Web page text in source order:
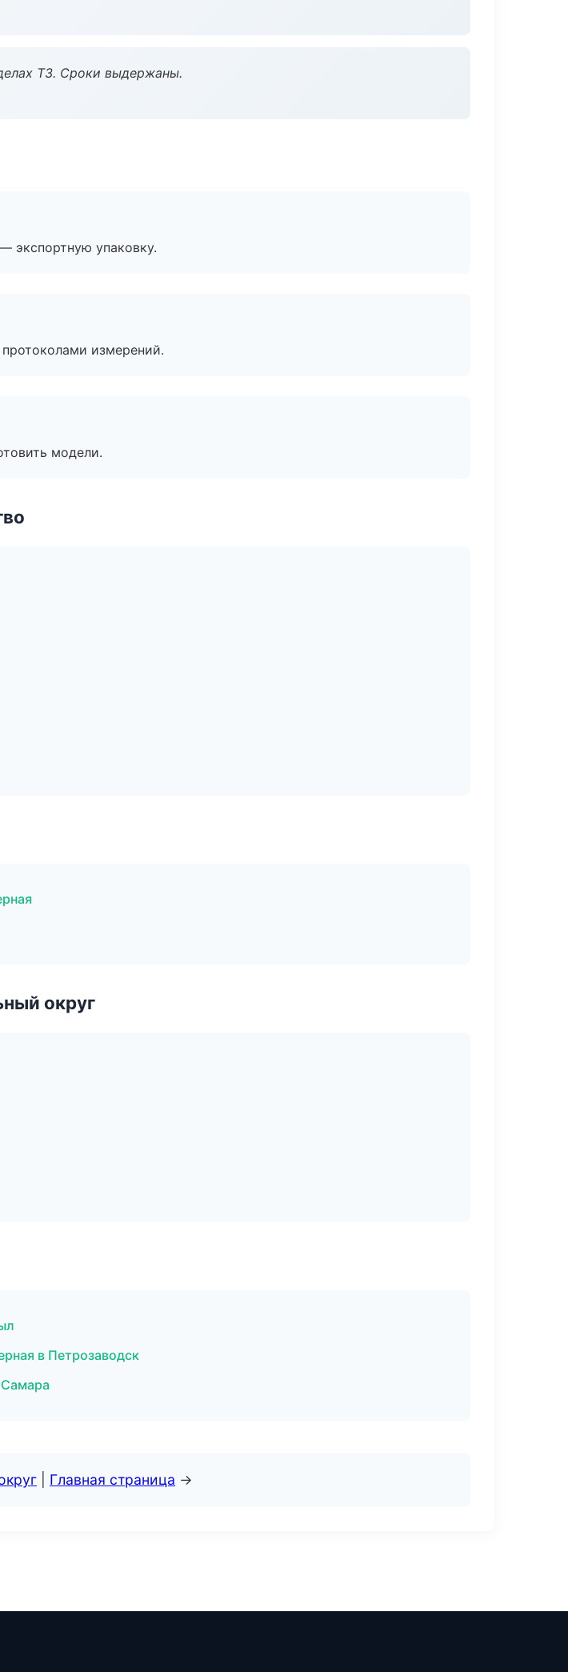
ТЗ. Сроки выдержаны.
экспортную упаковку.
измерений.
модели.
округ
в Петрозаводск
Главная страница →